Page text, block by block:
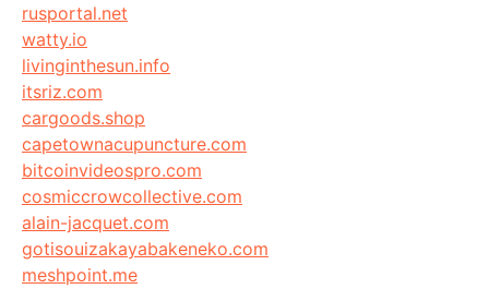
rusportal.net
watty.io
livinginthesun.info
itsriz.com
cargoods.shop
capetownacupuncture.com
bitcoinvideospro.com
cosmiccrowcollective.com
alain-jacquet.com
gotisouizakayabakeneko.com
meshpoint.me